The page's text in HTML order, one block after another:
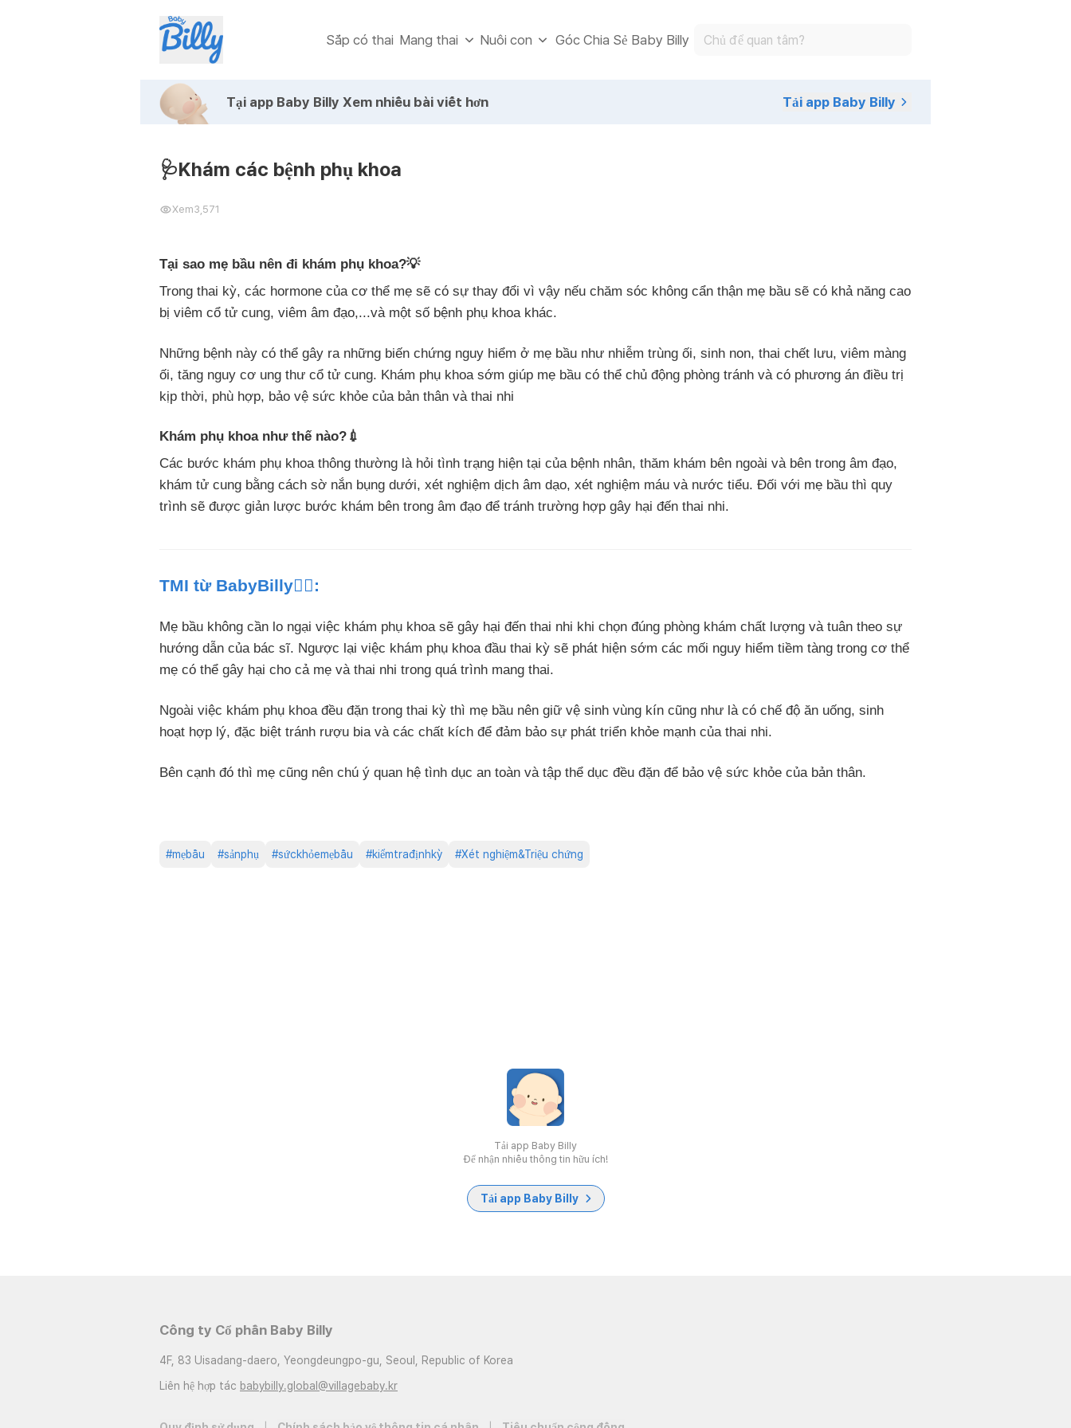
Sắp có thai Mang thai Nuôi con Góc Chia Sẻ Baby Billy
Tại app Baby Billy Xem nhiều bài viết hơn Tải app Baby Billy
🩺Khám các bệnh phụ khoa
Xem3,571
Tại sao mẹ bầu nên đi khám phụ khoa?💡
Trong thai kỳ, các hormone của cơ thể mẹ sẽ có sự thay đổi vì vậy nếu chăm sóc không cẩn thận mẹ bầu sẽ có khả năng cao
bị viêm cổ tử cung, viêm âm đạo,...và một số bệnh phụ khoa khác.
Những bệnh này có thể gây ra những biến chứng nguy hiểm ở mẹ bầu như nhiễm trùng ối, sinh non, thai chết lưu, viêm màng
ối, tăng nguy cơ ung thư cổ tử cung. Khám phụ khoa sớm giúp mẹ bầu có thể chủ động phòng tránh và có phương án điều trị
kịp thời, phù hợp, bảo vệ sức khỏe của bản thân và thai nhi
Khám phụ khoa như thế nào?💉
Các bước khám phụ khoa thông thường là hỏi tình trạng hiện tại của bệnh nhân, thăm khám bên ngoài và bên trong âm đạo,
khám tử cung bằng cách sờ nắn bụng dưới, xét nghiệm dịch âm dạo, xét nghiệm máu và nước tiểu. Đối với mẹ bầu thì quy
trình sẽ được giản lược bước khám bên trong âm đạo để tránh trường hợp gây hại đến thai nhi.
TMI từ BabyBilly👩‍⚕️:
Mẹ bầu không cần lo ngại việc khám phụ khoa sẽ gây hại đến thai nhi khi chọn đúng phòng khám chất lượng và tuân theo sự
hướng dẫn của bác sĩ. Ngược lại việc khám phụ khoa đầu thai kỳ sẽ phát hiện sớm các mối nguy hiểm tiềm tàng trong cơ thể
mẹ có thể gây hại cho cả mẹ và thai nhi trong quá trình mang thai.
Ngoài việc khám phụ khoa đều đặn trong thai kỳ thì mẹ bầu nên giữ vệ sinh vùng kín cũng như là có chế độ ăn uống, sinh
hoạt hợp lý, đặc biệt tránh rượu bia và các chất kích để đảm bảo sự phát triển khỏe mạnh của thai nhi.
Bên cạnh đó thì mẹ cũng nên chú ý quan hệ tình dục an toàn và tập thể dục đều đặn để bảo vệ sức khỏe của bản thân.
#mẹbầu #sảnphụ #sứckhỏemẹbầu #kiểmtrađịnhkỳ #Xét nghiệm&Triệu chứng
Tải app Baby Billy
Để nhận nhiều thông tin hữu ích!
Tải app Baby Billy
Công ty Cổ phần Baby Billy
4F, 83 Uisadang-daero, Yeongdeungpo-gu, Seoul, Republic of Korea
Liên hệ hợp tác babybilly.global@villagebaby.kr